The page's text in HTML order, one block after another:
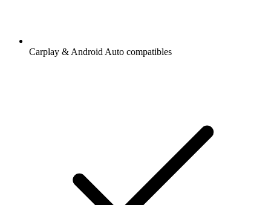
Carplay & Android Auto compatibles